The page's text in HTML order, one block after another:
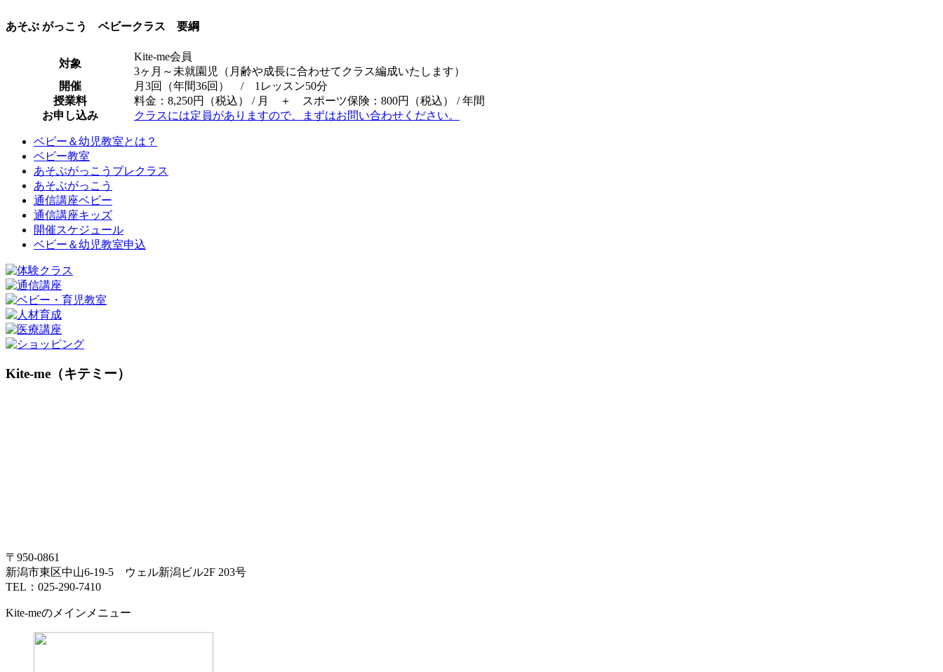
あそぶ がっこう ベビークラス 要綱
対象
Kite-me会員
3ヶ月～未就園児（月齢や成長に合わせてクラス編成いたします）
開催
月3回（年間36回） / 1レッスン50分
授業料
料金：8,250円（税込） / 月 ＋ スポーツ保険：800円（税込） / 年間
お申し込み
クラスには定員がありますので、まずはお問い合わせください。
ベビー＆幼児教室とは？
ベビー教室
あそぶがっこうプレクラス
あそぶがっこう
通信講座ベビー
通信講座キッズ
開催スケジュール
ベビー＆幼児教室申込
Kite-me（キテミー）
〒950-0861
新潟市東区中山6-19-5 ウェル新潟ビル2F 203号
TEL：025-290-7410
Kite-meのメインメニュー